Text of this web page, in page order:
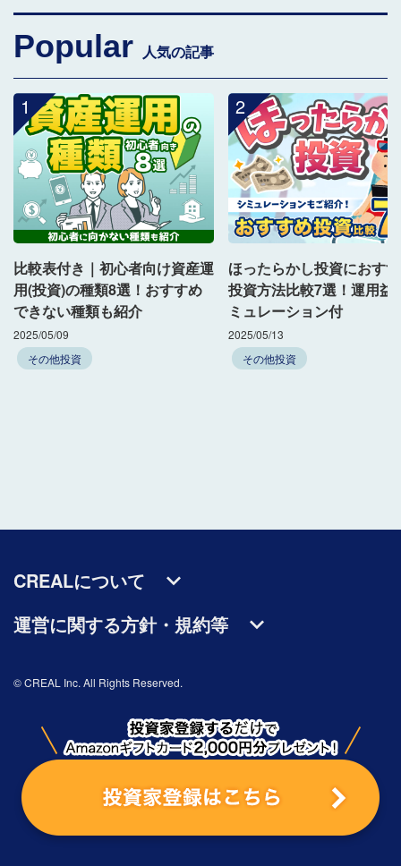
Popular 人気の記事
1
比較表付き｜初心者向け資産運
用(投資)の種類8選！おすすめ
できない種類も紹介
2025/05/09
その他投資
2
ほったらかし投資におす
投資方法比較7選！運用益
ミュレーション付
2025/05/13
その他投資
CREALについて
運営に関する方針・規約等
© CREAL Inc. All Rights Reserved.